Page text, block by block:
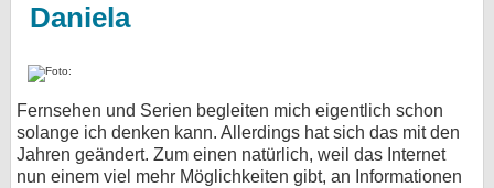
Daniela
Fernsehen und Serien begleiten mich eigentlich schon
solange ich denken kann. Allerdings hat sich das mit den
Jahren geändert. Zum einen natürlich, weil das Internet
nun einem viel mehr Möglichkeiten gibt, an Informationen
Gewinnspiele
Forum